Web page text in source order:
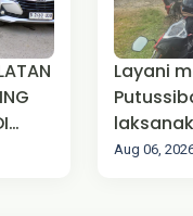
Layani
lintas
Aug 06,